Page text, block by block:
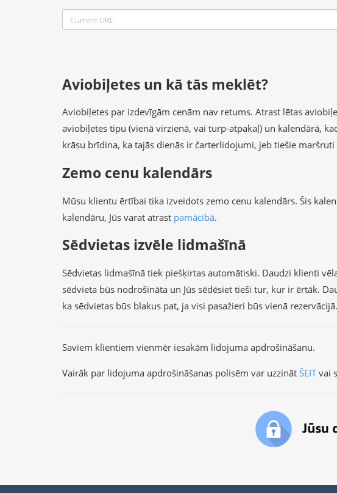
Aviobiļetes un kā tās meklēt?
Aviobiļetes par izdevīgām cenām nav retums. Atrast lētas
aviobiļetes tipu (vienā virzienā, vai turp-atpakaļ) un kalendārā,
krāsu brīdina, ka tajās dienās ir čarterlidojumi, jeb tiešie maršruti
Zemo cenu kalendārs
Mūsu klientu ērtībai tika izveidots zemo cenu kalendārs. Šis
kalendāru, Jūs varat atrast pamācībā.
Sēdvietas izvēle lidmašīnā
Sēdvietas lidmašīnā tiek piešķirtas automātiski. Daudzi klienti
sēdvieta būs nodrošināta un Jūs sēdēsiet tieši tur, kur ir ērtāk.
ka sēdvietas būs blakus pat, ja visi pasažieri būs vienā
Saviem klientiem vienmēr iesakām lidojuma apdrošināšanu.
Vairāk par lidojuma apdrošināšanas polisēm var uzzināt ŠEITvai